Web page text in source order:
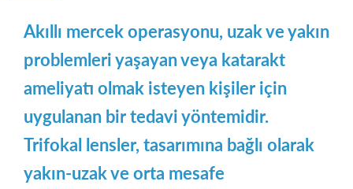
Akıllı mercek operasyonu, uzak ve yakın
problemleri yaşayan veya katarakt
ameliyatı olmak isteyen kişiler için
uygulanan bir tedavi yöntemidir.
Trifokal lensler, tasarımına bağlı olarak
yakın-uzak ve orta mesafe